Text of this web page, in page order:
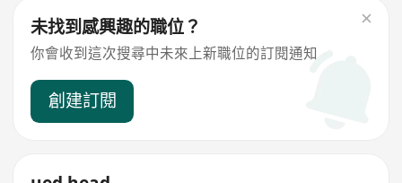
未找到感興趣的職位？
你會收到這次搜尋中未來上新職位的訂閱通知
創建訂閱